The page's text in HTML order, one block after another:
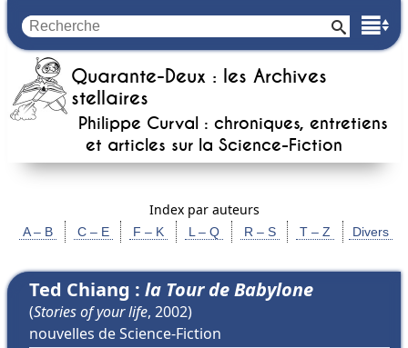
Quarante-Deux : les Archives
stellaires
Philippe Curval : chroniques, entretiens
et articles sur la Science-Fiction
Index par auteurs
A – B C – E F – K L – Q R – S T – Z Divers
Ted Chiang : la Tour de Babylone
(Stories of your life, 2002)
nouvelles de Science-Fiction